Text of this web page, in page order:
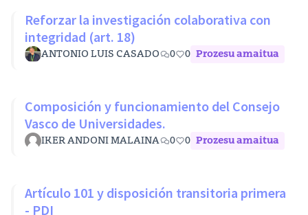
Reforzar la investigación colaborativa con
integridad (art. 18)
ANTONIO LUIS CASADO 0 0 Prozesu amaitua
Composición y funcionamiento del Consejo
Vasco de Universidades.
IKER ANDONI MALAINA 0 0 Prozesu amaitua
Artículo 101 y disposición transitoria primera
- PDI